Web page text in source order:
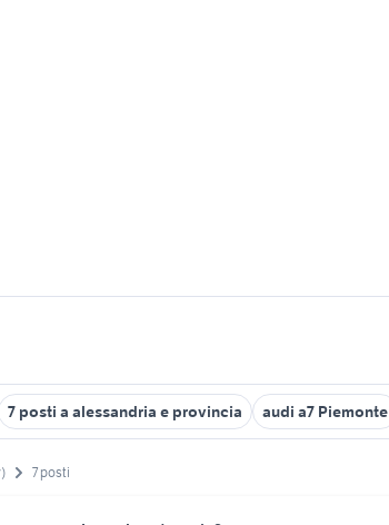
7 posti a alessandria e provincia audi a7 Piemonte
7 posti